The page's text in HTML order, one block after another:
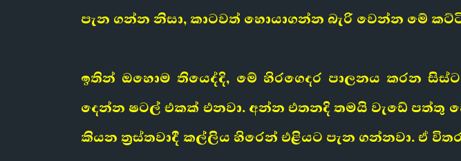
පැන ගන්න නිසා, කාටවත් හොයාගන්න බැරි වෙන්න මේ
ඉතින් ඔහොම තියෙද්දි, මේ හිරගෙදර පාලනය කරන
දෙන්න ෂටල් එකක් එනවා. අන්න එතනදි තමයි වැඩේ පත්තු
කියන ත්‍රස්තවාදී කල්ලිය හිරෙන් එළියට පැන ගන්නවා. ඒ